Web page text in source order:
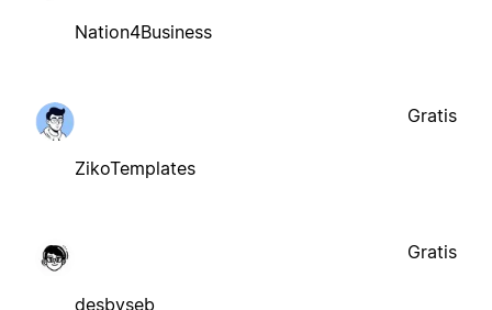
Nation4Business
ZikoTemplates
Gratis
desbyseb
Gratis